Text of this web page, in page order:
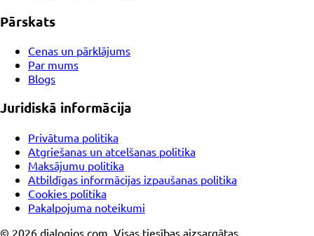
Pārskats
Cenas un pārklājums
Par mums
Blogs
Juridiskā informācija
Privātuma politika
Atgriešanas un atcelšanas politika
Maksājumu politika
Atbildīgas informācijas izpaušanas politika
Cookies politika
Pakalpojuma noteikumi
© 2026 dialogios.com, Visas tiesības aizsargātas.